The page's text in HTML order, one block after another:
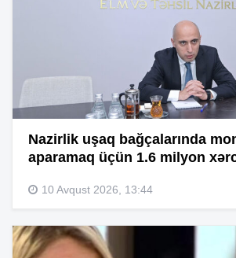
Nazirlik uşaq bağçalarında
aparamaq üçün 1.6 milyon
10 Avqust 2026, 13:44